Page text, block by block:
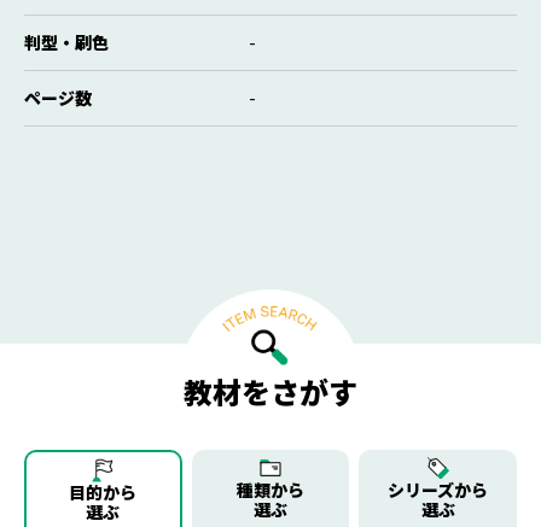
判型・刷色 -
ページ数 -
教材をさがす
目的から
選ぶ
種類から
選ぶ
シリーズから
選ぶ